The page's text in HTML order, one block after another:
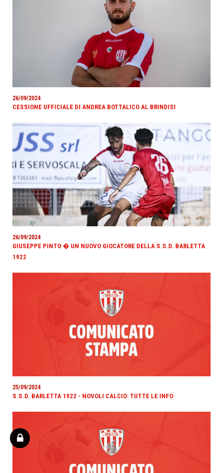
26/09/2024
CESSIONE UFFICIALE DI ANDREA BOTTALICO AL BRINDISI
26/09/2024
GIUSEPPE PINTO � UN NUOVO GIOCATORE DELLA S.S.D. BARLETTA
1922
25/09/2024
S.S.D. BARLETTA 1922 - NOVOLI CALCIO: TUTTE LE INFO